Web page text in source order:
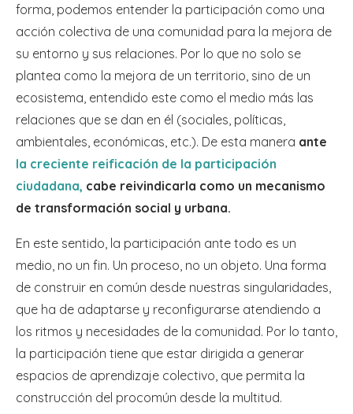
forma, podemos entender la participación como una
acción colectiva de una comunidad para la mejora de
su entorno y sus relaciones. Por lo que no solo se
plantea como la mejora de un territorio, sino de un
ecosistema, entendido este como el medio más las
relaciones que se dan en él (sociales, políticas,
ambientales, económicas, etc.). De esta manera ante
la creciente reificación de la participación
ciudadana, cabe reivindicarla como un mecanismo
de transformación social y urbana.
En este sentido, la participación ante todo es un
medio, no un fin. Un proceso, no un objeto. Una forma
de construir en común desde nuestras singularidades,
que ha de adaptarse y reconfigurarse atendiendo a
los ritmos y necesidades de la comunidad. Por lo tanto,
la participación tiene que estar dirigida a generar
espacios de aprendizaje colectivo, que permita la
construcción del procomún desde la multitud.